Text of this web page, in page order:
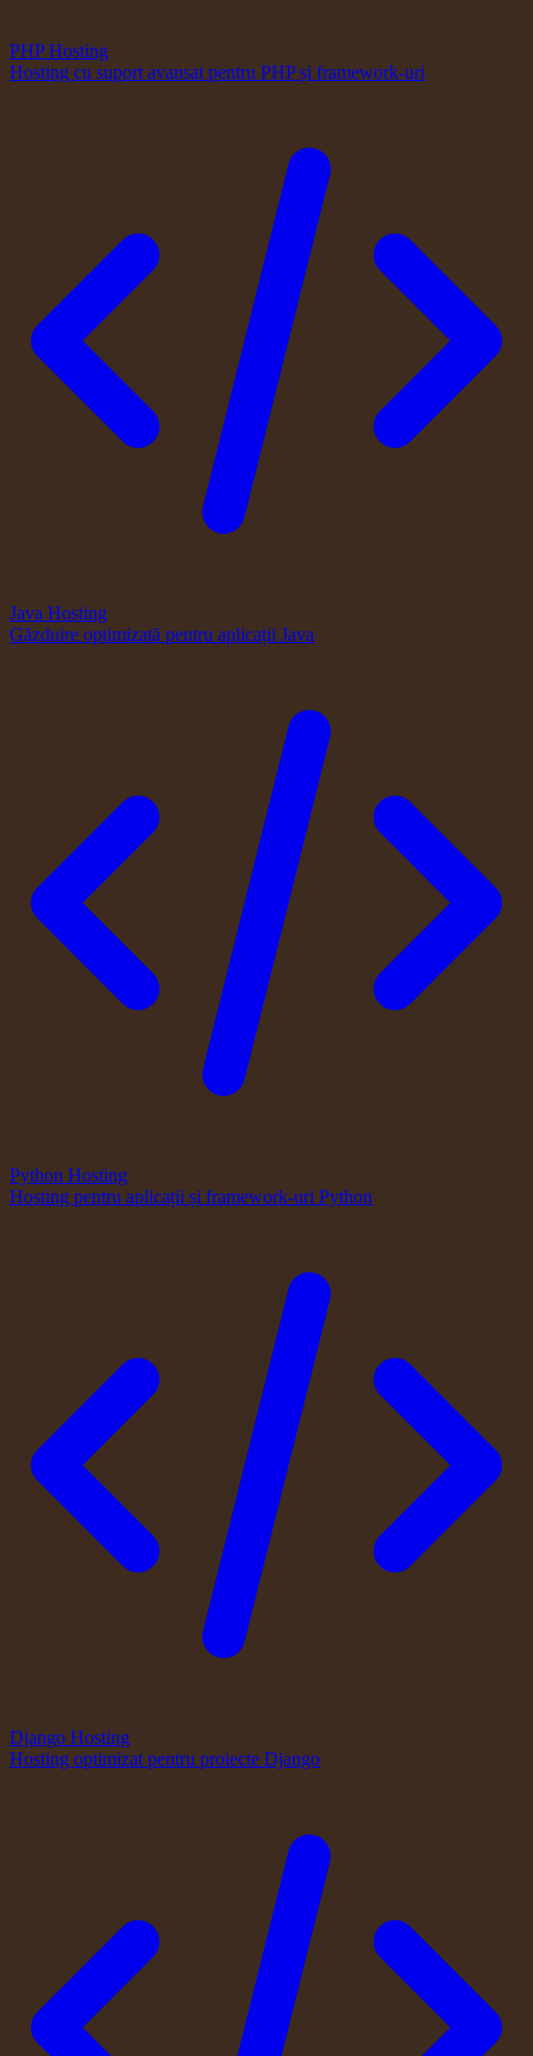
PHP Hosting
Hosting cu suport avansat pentru PHP și framework-uri
Java Hosting
Găzduire optimizată pentru aplicații Java
Python Hosting
Hosting pentru aplicații și framework-uri Python
Django Hosting
Hosting optimizat pentru proiecte Django